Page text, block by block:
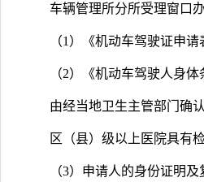
车辆管理所分所受理窗口
（1）《机动车驾驶证申请
（2）《机动车驾驶人身体
由经当地卫生主管部门确
区（县）级以上医院具有
（3）申请人的身份证明及